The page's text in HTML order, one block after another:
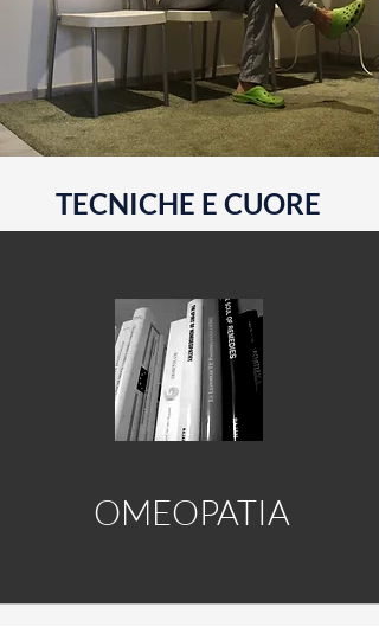
TECNICHE E CUORE
OMEOPATIA